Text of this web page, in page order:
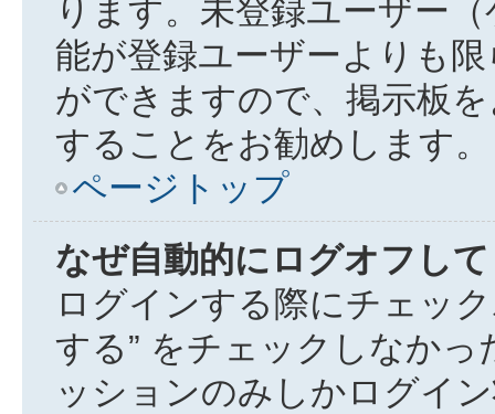
ります。未登録ユーザー
能が登録ユーザーよりも
ができますので、掲示板
することをお勧めします。
ページトップ
なぜ自動的にログオフし
ログインする際にチェッ
する” をチェックしなか
ッションのみしかログイ